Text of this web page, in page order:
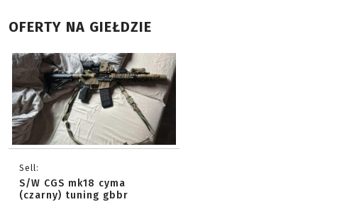
OFERTY NA GIEŁDZIE
Sell:
S/W CGS mk18 cyma
(czarny) tuning gbbr